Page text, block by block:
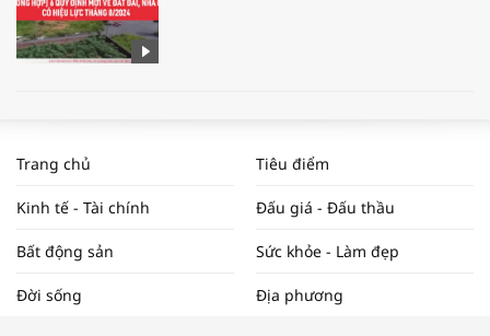
NAM NĂM 2024 VÀ NĂM 2025 | NHỊP
ĐẬP THỊ TRƯỜNG #62
Tọa đàm “Xúc tiến thương mại: Khơi
Trang chủ Tiêu điểm
Kinh tế - Tài chính Đấu giá - Đấu thầu
Bất động sản Sức khỏe - Làm đẹp
Đời sống Địa phương